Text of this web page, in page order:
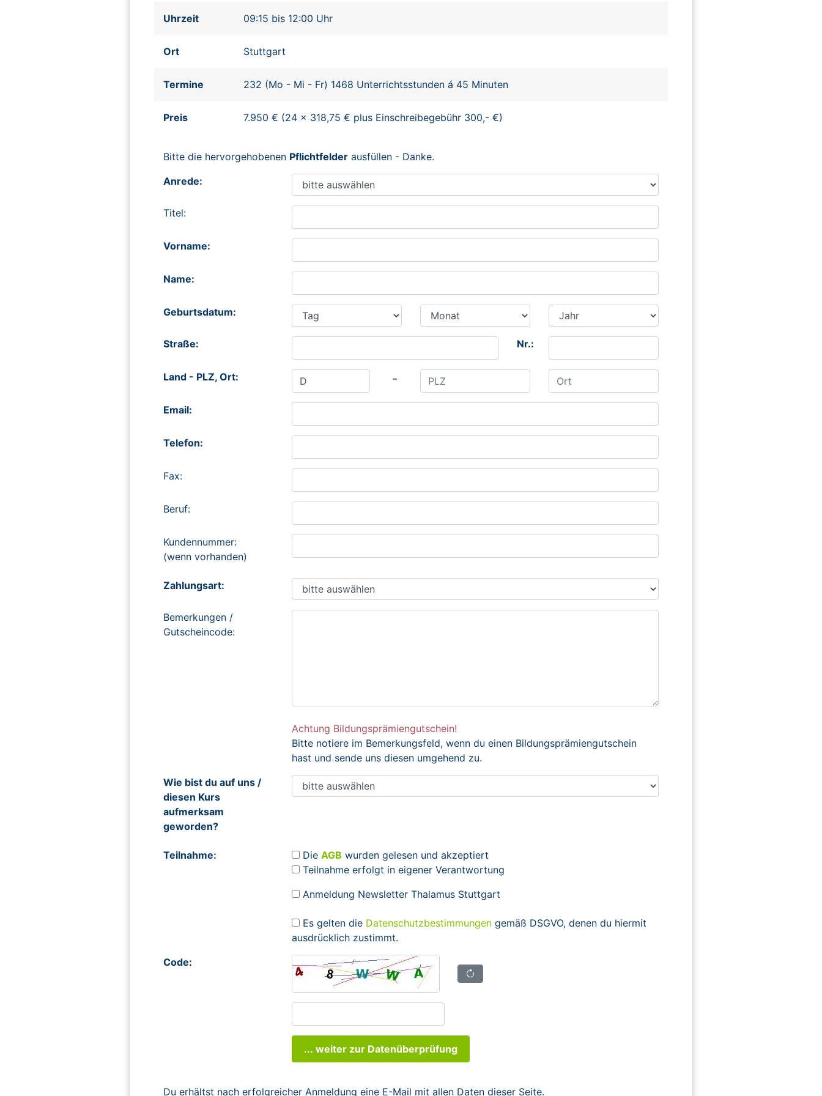
Uhrzeit 09:15 bis 12:00 Uhr
Ort Stuttgart
Termine 232 (Mo - Mi - Fr) 1468 Unterrichtsstunden á 45 Minuten
Preis 7.950 € (24 x 318,75 € plus Einschreibegebühr 300,- €)
Bitte die hervorgehobenen Pflichtfelder ausfüllen - Danke.
Anrede:
Titel:
Vorname:
Name:
Geburtsdatum:
Straße: Nr.:
Land - PLZ, Ort: -
Email:
Telefon:
Fax:
Beruf:
Kundennummer:
(wenn vorhanden)
Zahlungsart:
Bemerkungen /
Gutscheincode:
Achtung Bildungsprämiengutschein!
Bitte notiere im Bemerkungsfeld, wenn du einen Bildungsprämiengutschein
hast und sende uns diesen umgehend zu.
Wie bist du auf uns /
diesen Kurs
aufmerksam
geworden?
Teilnahme: Die AGB wurden gelesen und akzeptiert
Teilnahme erfolgt in eigener Verantwortung
Anmeldung Newsletter Thalamus Stuttgart
Es gelten die Datenschutzbestimmungen gemäß DSGVO, denen du hiermit
ausdrücklich zustimmt.
Code:
... weiter zur Datenüberprüfung
Du erhältst nach erfolgreicher Anmeldung eine E-Mail mit allen Daten dieser Seite.